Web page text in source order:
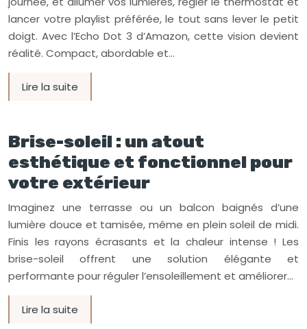
lancer votre playlist préférée, le tout sans lever le petit
doigt. Avec l’Echo Dot 3 d’Amazon, cette vision devient
réalité. Compact, abordable et…
Lire la suite
Brise-soleil : un atout
esthétique et fonctionnel pour
votre extérieur
Imaginez une terrasse ou un balcon baignés d’une
lumière douce et tamisée, même en plein soleil de midi.
Finis les rayons écrasants et la chaleur intense ! Les
brise-soleil offrent une solution élégante et
performante pour réguler l’ensoleillement et améliorer…
Lire la suite